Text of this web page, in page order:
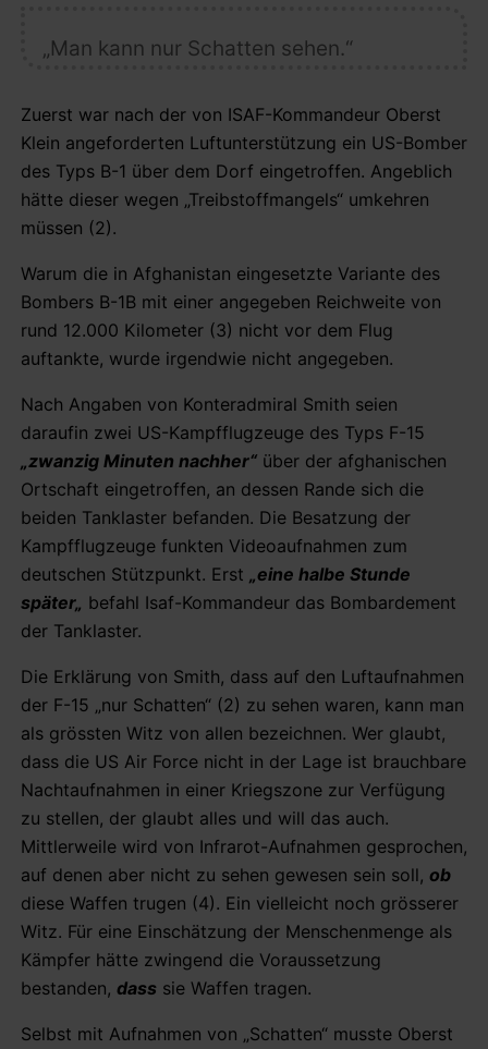
„Man kann nur Schatten sehen.“
Zuerst war nach der von ISAF-Kommandeur Oberst
Klein angeforderten Luftunterstützung ein US-Bomber
des Typs B-1 über dem Dorf eingetroffen. Angeblich
hätte dieser wegen „Treibstoffmangels“ umkehren
müssen (2).
Warum die in Afghanistan eingesetzte Variante des
Bombers B-1B mit einer angegeben Reichweite von
rund 12.000 Kilometer (3) nicht vor dem Flug
auftankte, wurde irgendwie nicht angegeben.
Nach Angaben von Konteradmiral Smith seien
daraufin zwei US-Kampfflugzeuge des Typs F-15
„zwanzig Minuten nachher“ über der afghanischen
Ortschaft eingetroffen, an dessen Rande sich die
beiden Tanklaster befanden. Die Besatzung der
Kampfflugzeuge funkten Videoaufnahmen zum
deutschen Stützpunkt. Erst „eine halbe Stunde
später„ befahl Isaf-Kommandeur das Bombardement
der Tanklaster.
Die Erklärung von Smith, dass auf den Luftaufnahmen
der F-15 „nur Schatten“ (2) zu sehen waren, kann man
als grössten Witz von allen bezeichnen. Wer glaubt,
dass die US Air Force nicht in der Lage ist brauchbare
Nachtaufnahmen in einer Kriegszone zur Verfügung
zu stellen, der glaubt alles und will das auch.
Mittlerweile wird von Infrarot-Aufnahmen gesprochen,
auf denen aber nicht zu sehen gewesen sein soll, ob
diese Waffen trugen (4). Ein vielleicht noch grösserer
Witz. Für eine Einschätzung der Menschenmenge als
Kämpfer hätte zwingend die Voraussetzung
bestanden, dass sie Waffen tragen.
Selbst mit Aufnahmen von „Schatten“ musste Oberst